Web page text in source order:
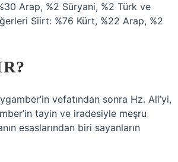
Arap, %2 Süryani, %2 Türk ve
Siirt: %76 Kürt, %22 Arap, %2
vefatından sonra Hz. Ali’yi,
tayin ve iradesiyle meşru
esaslarından biri sayanların